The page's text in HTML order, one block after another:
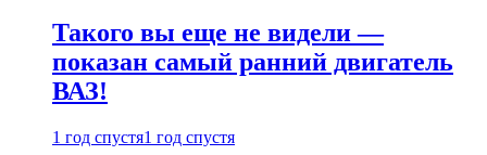
Такого вы еще не видели —
показан самый ранний двигатель
ВАЗ!
1 год спустя1 год спустя